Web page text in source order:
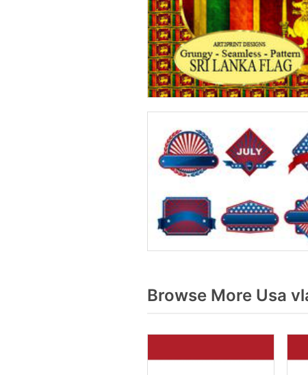
Browse More Usa